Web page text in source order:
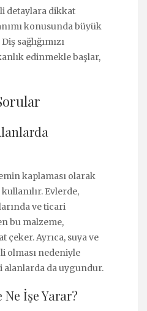
detaylara dikkat
konusunda büyük
sağlığımızı
edinmekle başlar,
kaplaması olarak
Evlerde,
ve ticari
bu malzeme,
çeker. Ayrıca, suya ve
olması nedeniyle
alanlarda da uygundur.
İşe Yarar?